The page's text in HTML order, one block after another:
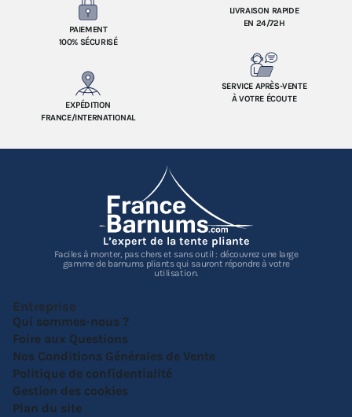
PAIEMENT
100% SÉCURISÉ
LIVRAISON RAPIDE
EN 24/72H
EXPÉDITION
FRANCE/INTERNATIONAL
SERVICE APRÈS-VENTE
À VOTRE ÉCOUTE
L’expert de la tente pliante
Faciles à monter, pas chers et sans outil : découvrez une large
gamme de barnums pliants qui sauront répondre à votre
utilisation.
Entreprise
Qui sommes-nous ?
Foire aux Questions
Nos Conditions Générales de Vente
Politique de confidentialité
Gestion des cookies
Plan du site